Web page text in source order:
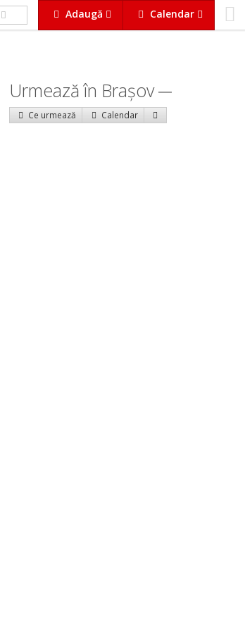
Adaugă Calendar
Urmează în Braşov
Ce urmează Calendar